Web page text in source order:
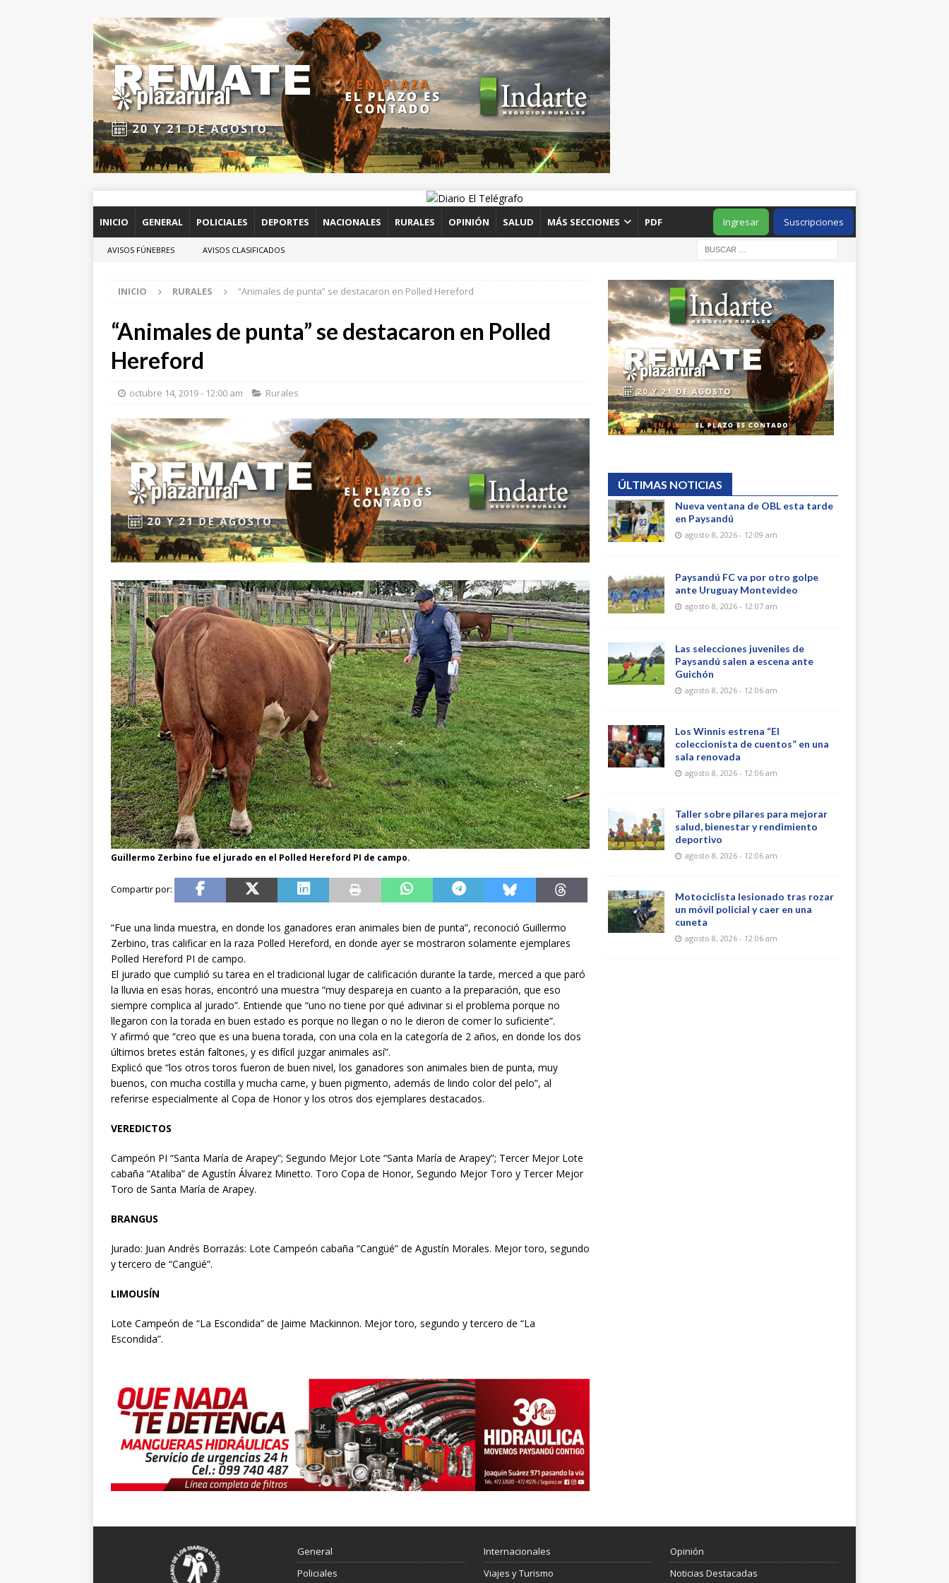
INICIO GENERAL POLICIALES DEPORTES NACIONALES RURALES OPINIÓN SALUD MÁS SECCIONES PDF Suscripciones
Ingresar
AVISOS FÚNEBRES AVISOS CLASIFICADOS
INICIO RURALES “Animales de punta” se destacaron en Polled Hereford
“Animales de punta” se destacaron en Polled
Hereford
octubre 14, 2019 - 12:00 am Rurales
Guillermo Zerbino fue el jurado en el Polled Hereford PI de campo.
“Fue una linda muestra, en donde los ganadores eran animales bien de punta”, reconoció Guillermo
Zerbino, tras calificar en la raza Polled Hereford, en donde ayer se mostraron solamente ejemplares
Polled Hereford PI de campo.
El jurado que cumplió su tarea en el tradicional lugar de calificación durante la tarde, merced a que paró
la lluvia en esas horas, encontró una muestra “muy despareja en cuanto a la preparación, que eso
siempre complica al jurado”. Entiende que “uno no tiene por qué adivinar si el problema porque no
llegaron con la torada en buen estado es porque no llegan o no le dieron de comer lo suficiente”.
Y afirmó que “creo que es una buena torada, con una cola en la categoría de 2 años, en donde los dos
últimos bretes están faltones, y es difícil juzgar animales así”.
Explicó que “los otros toros fueron de buen nivel, los ganadores son animales bien de punta, muy
buenos, con mucha costilla y mucha carne, y buen pigmento, además de lindo color del pelo”, al
referirse especialmente al Copa de Honor y los otros dos ejemplares destacados.
VEREDICTOS
Campeón PI “Santa María de Arapey”; Segundo Mejor Lote “Santa María de Arapey”; Tercer Mejor Lote
cabaña “Ataliba” de Agustín Álvarez Minetto. Toro Copa de Honor, Segundo Mejor Toro y Tercer Mejor
Toro de Santa María de Arapey.
BRANGUS
Jurado: Juan Andrés Borrazás: Lote Campeón cabaña “Cangüé” de Agustín Morales. Mejor toro, segundo
y tercero de “Cangüé”.
LIMOUSÍN
Lote Campeón de “La Escondida” de Jaime Mackinnon. Mejor toro, segundo y tercero de “La
Escondida”.
ÚLTIMAS NOTICIAS
Nueva ventana de OBL esta tarde
en Paysandú
agosto 8, 2026 - 12:09 am
Paysandú FC va por otro golpe
ante Uruguay Montevideo
agosto 8, 2026 - 12:07 am
Las selecciones juveniles de
Paysandú salen a escena ante
Guichón
agosto 8, 2026 - 12:06 am
Los Winnis estrena “El
coleccionista de cuentos” en una
sala renovada
agosto 8, 2026 - 12:06 am
Taller sobre pilares para mejorar
salud, bienestar y rendimiento
deportivo
agosto 8, 2026 - 12:06 am
Motociclista lesionado tras rozar
un móvil policial y caer en una
cuneta
agosto 8, 2026 - 12:06 am
General
Policiales
Internacionales
Viajes y Turismo
Opinión
Noticias Destacadas